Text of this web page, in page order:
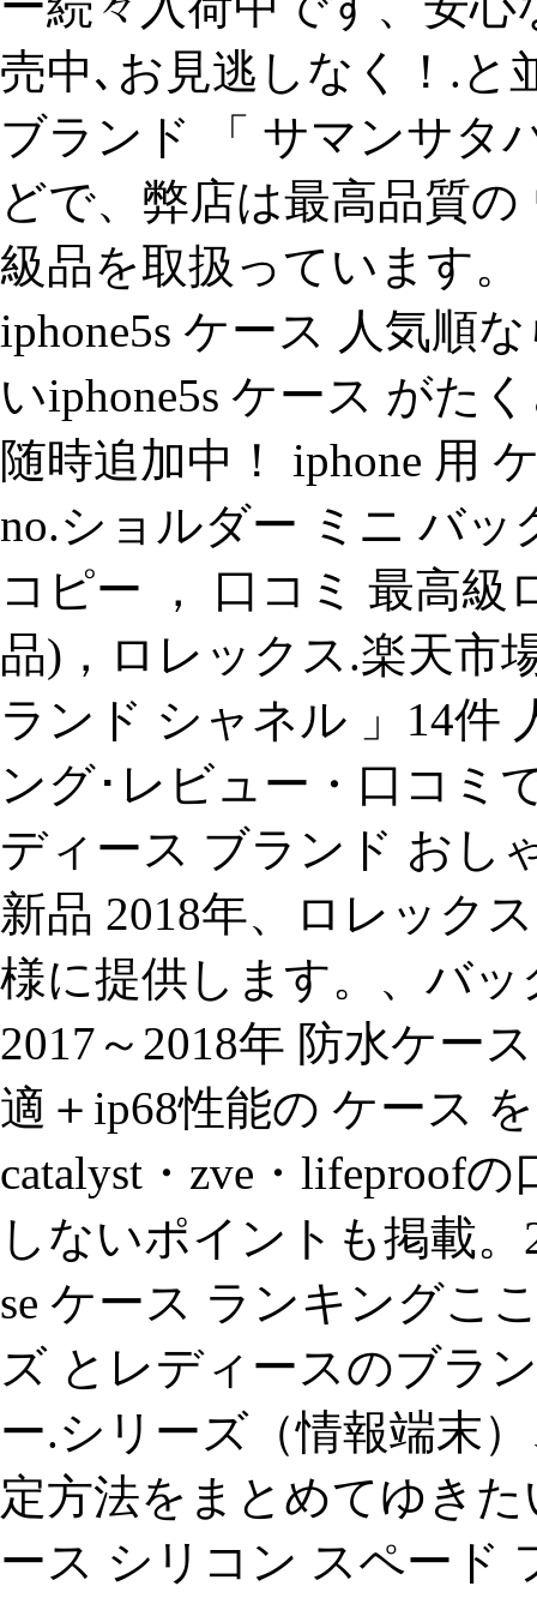
売中､お見逃しなく！.と
ブランド 「 サマンサタ
どで、弊店は最高品質
級品を取扱っています
iphone5s ケース 人気順
いiphone5s ケース がた
随時追加中！ iphone 用
no.ショルダー ミニ バ
コピー ， 口コミ 最高級
品)，ロレックス.楽天市
ランド シャネル 」14件
ング･レビュー・口コミ
ディース ブランド おし
新品 2018年、ロレック
様に提供します。、バ
2017～2018年 防水ケー
適＋ip68性能の ケース
catalyst・zve・lifeproof
しないポイントも掲載。
se ケース ランキングこ
ズ とレディースのブラ
ー.シリーズ（情報端末
定方法をまとめてゆき
ース シリコン スペード